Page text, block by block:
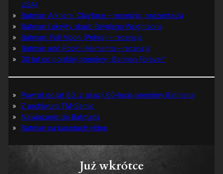
USA)
Batman Arkham: Clayface – recenzja, prezentacja
Batman i ukryty skarb Berniego Wrightsona
Batman: Full Moon (Pełnia) – recenzja
Batman and Robin: Memento – recenzja
30 lat od polskiej premiery „Batman Forever”
Powrót do lat 60. z okazji 60-lecia premiery Batmana
Z archiwum TM-Semic
Nawiązania do Batmana
Batman na kasetach video
Już wkrótce